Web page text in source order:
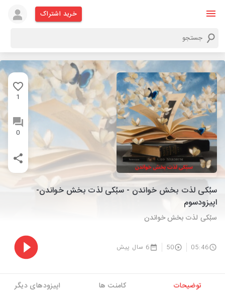
خرید اشتراک
1
0
سبُکی لذت بخش خواندن - سبُکی لذت بخش خواندن-
اپیزودسوم
سبُکی لذت بخش خواندن
05:46
50 6 سال پیش
توضیحات کامنت ها اپیزودهای دیگر